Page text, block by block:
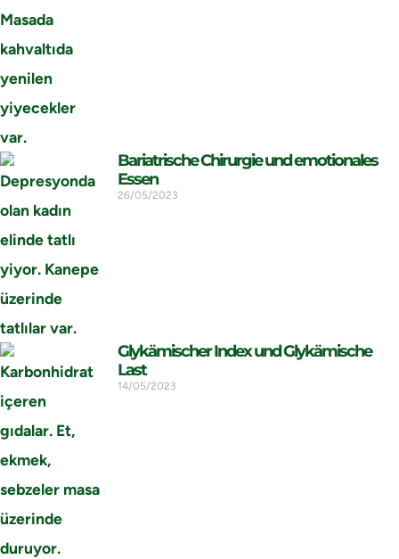
Bariatrische Chirurgie und emotionales
Essen
26/05/2023
Glykämischer Index und Glykämische
Last
14/05/2023